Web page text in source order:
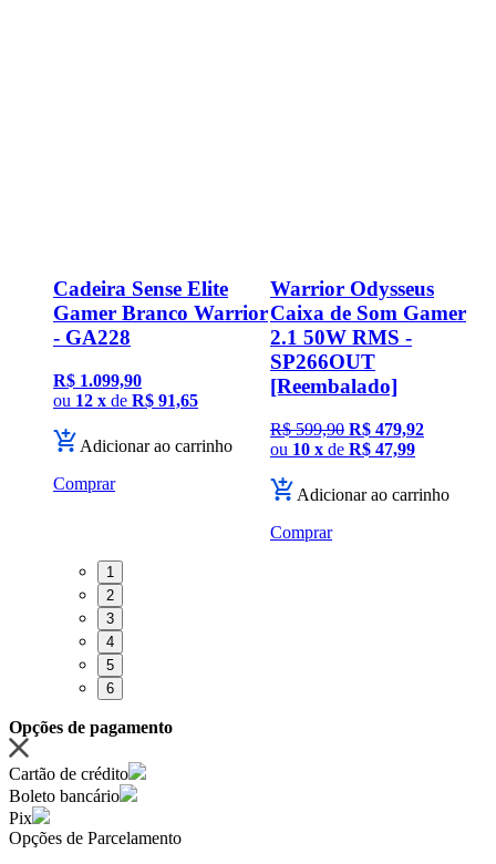
Cadeira Sense Elite
Gamer Branco Warrior
- GA228
R$ 1.099,90
ou 12 x de R$ 91,65
Adicionar ao carrinho
Comprar
Warrior Odysseus
Caixa de Som Gamer
2.1 50W RMS -
SP266OUT
[Reembalado]
R$ 599,90 R$ 479,92
ou 10 x de R$ 47,99
Adicionar ao carrinho
Comprar
1
2
3
4
5
6
Opções de pagamento
Cartão de crédito
Boleto bancário
Pix
Opções de Parcelamento